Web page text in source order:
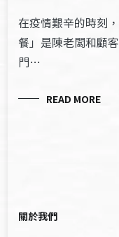
在疫情艱辛的時刻
餐」是陳老闆和顧
門…
READ MORE
關於我們